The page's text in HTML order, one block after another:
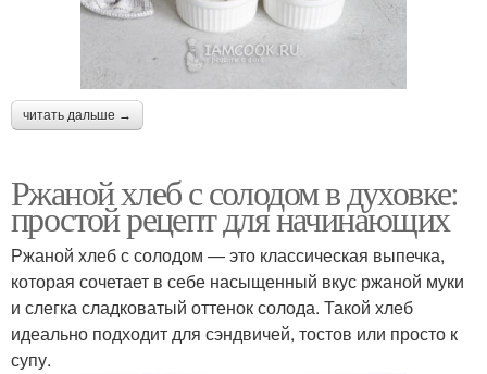
читать дальше →
Ржаной хлеб с солодом в духовке:
простой рецепт для начинающих
Ржаной хлеб с солодом — это классическая выпечка,
которая сочетает в себе насыщенный вкус ржаной муки
и слегка сладковатый оттенок солода. Такой хлеб
идеально подходит для сэндвичей, тостов или просто к
супу.